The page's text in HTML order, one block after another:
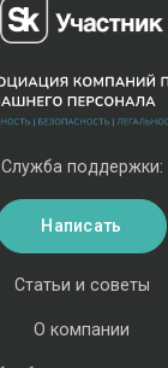
Статьи и советы
О компании
Служба поддержки:
Написать